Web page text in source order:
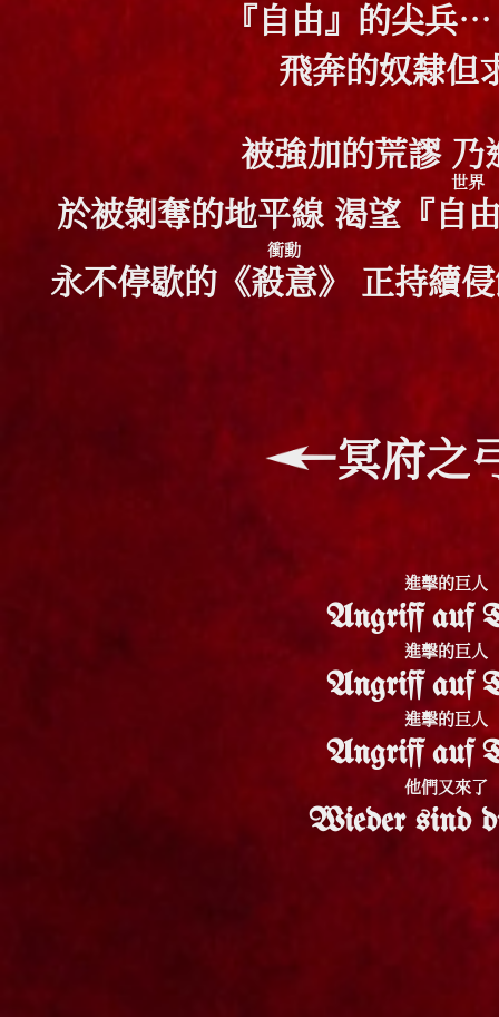
『自由』的尖兵
飛奔的奴隸但
被強加的荒謬 乃
於被剝奪的地平線 渴望『 自
世界
永不停歇的《殺意
衝動
》 正持續
冥府之
Angriff auf
進擊的巨人
Angriff auf
進擊的巨人
Angriff auf
進擊的巨人
Wieder sind
他們又來了